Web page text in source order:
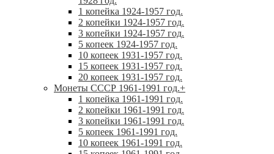
1 копейка 1924-1957 год.
2 копейки 1924-1957 год.
3 копейки 1924-1957 год.
5 копеек 1924-1957 год.
10 копеек 1931-1957 год.
15 копеек 1931-1957 год.
20 копеек 1931-1957 год.
Монеты СССР 1961-1991 год.+
1 копейка 1961-1991 год.
2 копейки 1961-1991 год.
3 копейки 1961-1991 год.
5 копеек 1961-1991 год.
10 копеек 1961-1991 год.